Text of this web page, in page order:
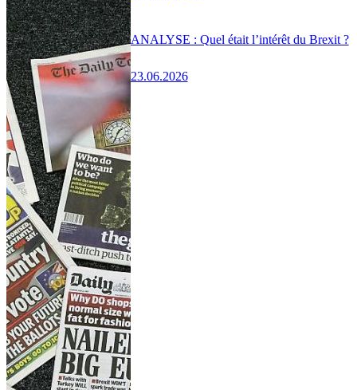
ANALYSE : Quel était l’intérêt du Brexit ?
23.06.2026